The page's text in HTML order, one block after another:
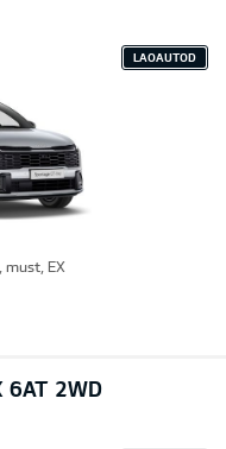
LAOAUTOD
must, EX
6AT 2WD